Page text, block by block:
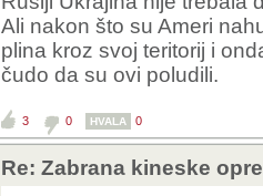
Ali nakon što su Ameri
plina kroz svoj teritorij i
čudo da su ovi poludili.
3 0 HVALA 0
Re: Zabrana kineske